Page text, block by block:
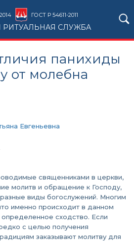
ГОСТ Р 54611-2011
РИТУАЛЬНАЯ СЛУЖБА
панихиды
от молебна
Евгеньевна
священниками в церкви,
молитв и обращение к Господу,
виды богослужений. Многим
именно происходит в данном
определенное сходство. Если
с целью получения
заказывают молитву для